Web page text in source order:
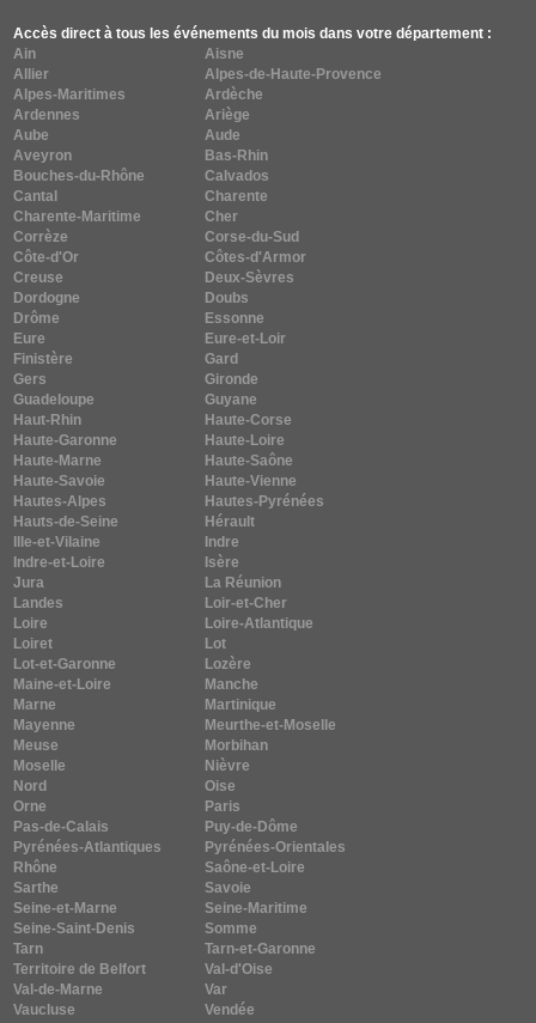
Accès direct à tous les événements du mois dans votre département :
Ain
Aisne
Allier
Alpes-de-Haute-Provence
Alpes-Maritimes
Ardèche
Ardennes
Ariège
Aube
Aude
Aveyron
Bas-Rhin
Bouches-du-Rhône
Calvados
Cantal
Charente
Charente-Maritime
Cher
Corrèze
Corse-du-Sud
Côte-d'Or
Côtes-d'Armor
Creuse
Deux-Sèvres
Dordogne
Doubs
Drôme
Essonne
Eure
Eure-et-Loir
Finistère
Gard
Gers
Gironde
Guadeloupe
Guyane
Haut-Rhin
Haute-Corse
Haute-Garonne
Haute-Loire
Haute-Marne
Haute-Saône
Haute-Savoie
Haute-Vienne
Hautes-Alpes
Hautes-Pyrénées
Hauts-de-Seine
Hérault
Ille-et-Vilaine
Indre
Indre-et-Loire
Isère
Jura
La Réunion
Landes
Loir-et-Cher
Loire
Loire-Atlantique
Loiret
Lot
Lot-et-Garonne
Lozère
Maine-et-Loire
Manche
Marne
Martinique
Mayenne
Meurthe-et-Moselle
Meuse
Morbihan
Moselle
Nièvre
Nord
Oise
Orne
Paris
Pas-de-Calais
Puy-de-Dôme
Pyrénées-Atlantiques
Pyrénées-Orientales
Rhône
Saône-et-Loire
Sarthe
Savoie
Seine-et-Marne
Seine-Maritime
Seine-Saint-Denis
Somme
Tarn
Tarn-et-Garonne
Territoire de Belfort
Val-d'Oise
Val-de-Marne
Var
Vaucluse
Vendée